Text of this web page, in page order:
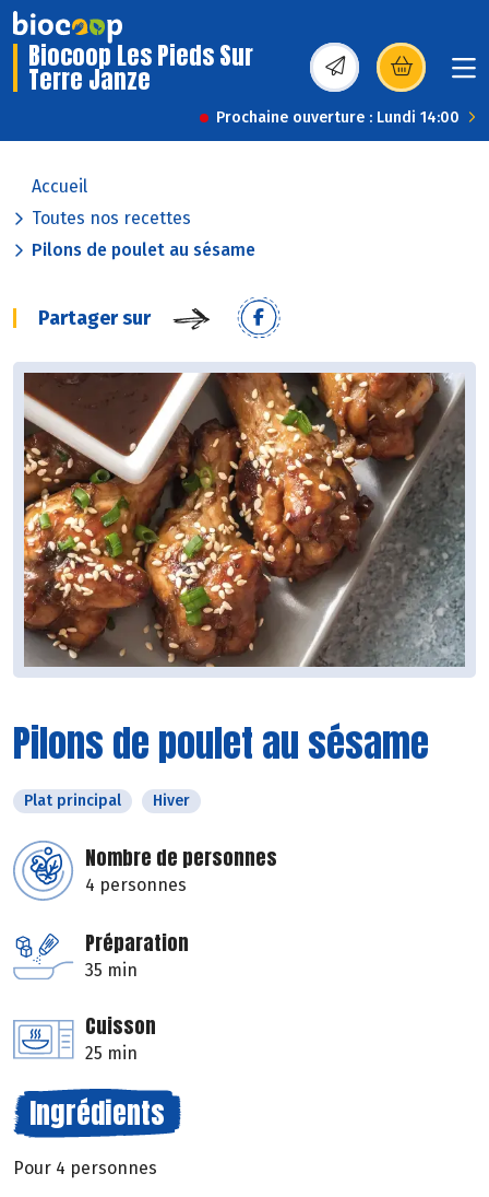
Biocoop Les Pieds Sur
Terre Janze (s’ouvre dans une
Prochaine ouverture : Lundi 14:00
Accueil
Toutes nos recettes
Pilons de poulet au sésame
Partager sur
Pilons de poulet au sésame
Plat principal Hiver
Nombre de personnes
4 personnes
Préparation
35 min
Cuisson
25 min
Ingrédients
Pour 4 personnes